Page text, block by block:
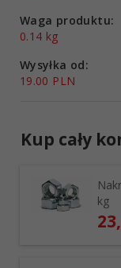
Waga produktu:
0.14 kg
Wysyłka od:
19.00 PLN
Kup cały
kg
23,